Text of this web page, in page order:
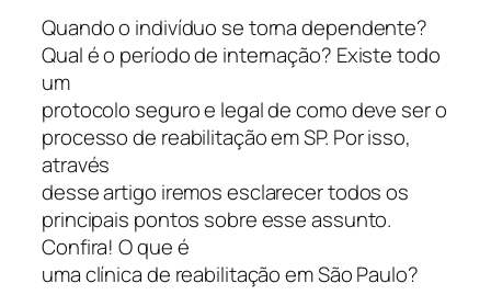
Quando o indivíduo se torna dependente?
Qual é o período de internação? Existe todo
um
protocolo seguro e legal de como deve ser o
processo de reabilitação em SP. Por isso,
através
desse artigo iremos esclarecer todos os
principais pontos sobre esse assunto.
Confira! O que é
uma clínica de reabilitação em São Paulo?